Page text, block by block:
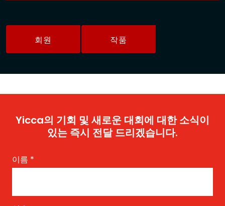
회원 작품
Yicca의 기회 및 새로운 대회에 대한 소식이
있는 즉시 전달 드리겠습니다.
이름 *